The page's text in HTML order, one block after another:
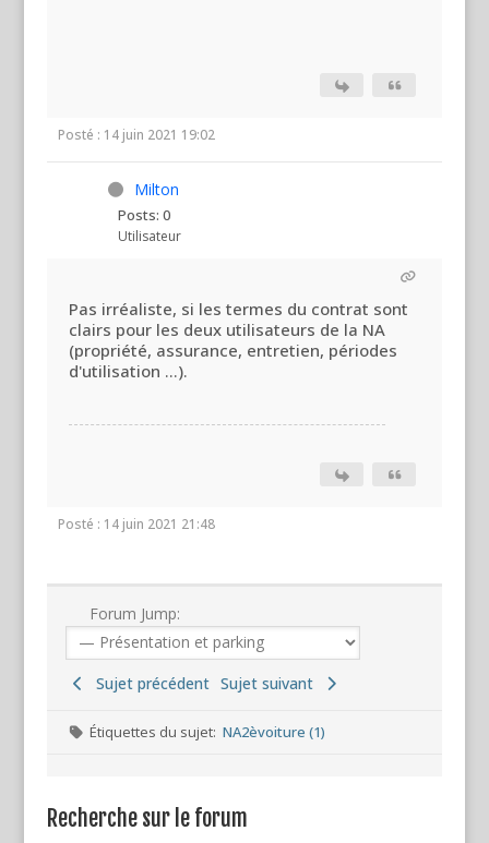
Posté : 14 juin 2021 19:02
Milton
Posts: 0
Utilisateur
Pas irréaliste, si les termes du contrat sont
clairs pour les deux utilisateurs de la NA
(propriété, assurance, entretien, périodes
d'utilisation ...).
Posté : 14 juin 2021 21:48
Forum Jump:
Sujet précédent Sujet suivant
Étiquettes du sujet: NA2èvoiture (1)
Recherche sur le forum